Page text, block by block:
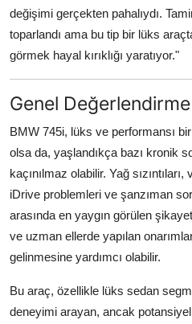
değişimi gerçekten pahalıydı.
toparlandı ama bu tip bir lüks
görmek hayal kırıklığı yaratıyor."
Genel Değerlendirme
BMW 745i, lüks ve performansı
olsa da, yaşlandıkça bazı kronik
kaçınılmaz olabilir. Yağ
iDrive problemleri ve şanzıman
arasında en yaygın görülen
ve uzman ellerde yapılan
gelinmesine yardımcı olabilir.
Bu araç, özellikle lüks sedan
deneyimi arayan, ancak potansiyel